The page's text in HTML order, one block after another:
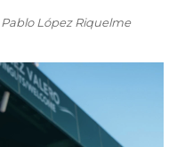
Pablo López Riquelme